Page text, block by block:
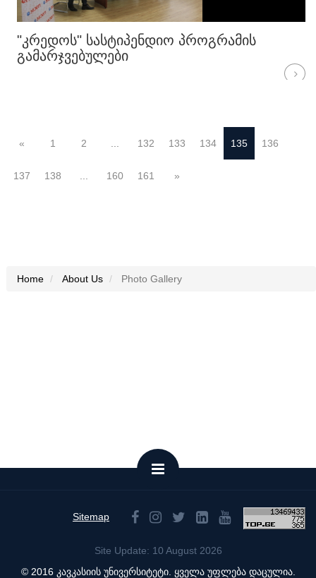
"ᲙᲠᲔᲓᲝᲡ" ᲡᲐᲡᲢᲘᲞᲔᲜᲓᲘᲝ ᲞᲠᲝᲒᲠᲐᲛᲘᲡ
ᲒᲐᲛᲐᲠᲯᲕᲔᲑᲣᲚᲔᲑᲘ
« 1 2 132 133 134 135 136
137 138 160 161 »
Home About Us Photo Gallery
Sitemap
Site Update: 10 August 2026
© 2016 კავკასიის უნივერსიტეტი. ყველა უფლება დაცულია.